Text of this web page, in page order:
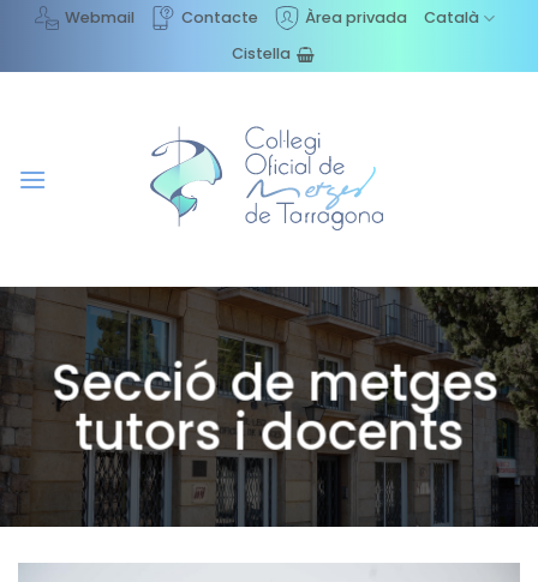
content
Webmail Contacte Àrea privada
Català
Cistella
Secció de metges
tutors i docents